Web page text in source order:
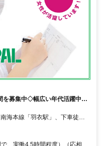
を募集中◇幅広い年代活躍中◇
海本線「羽衣駅」、下車徒歩
、実働4.5時間程度）（応相